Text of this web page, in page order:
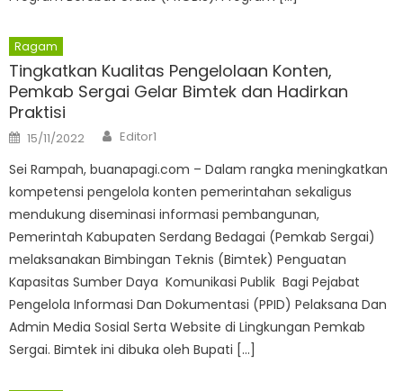
Ragam
Tingkatkan Kualitas Pengelolaan Konten,
Pemkab Sergai Gelar Bimtek dan Hadirkan
Praktisi
Posted
on
15/11/2022 Author
Editor1
Sei Rampah, buanapagi.com – Dalam rangka meningkatkan
kompetensi pengelola konten pemerintahan sekaligus
mendukung diseminasi informasi pembangunan,
Pemerintah Kabupaten Serdang Bedagai (Pemkab Sergai)
melaksanakan Bimbingan Teknis (Bimtek) Penguatan
Kapasitas Sumber Daya Komunikasi Publik Bagi Pejabat
Pengelola Informasi Dan Dokumentasi (PPID) Pelaksana Dan
Admin Media Sosial Serta Website di Lingkungan Pemkab
Sergai. Bimtek ini dibuka oleh Bupati […]